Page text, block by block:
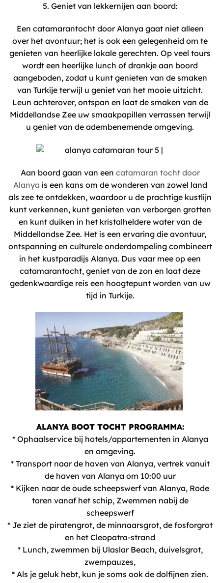
5. Geniet van lekkernijen aan boord:
Een catamarantocht door Alanya gaat niet alleen
over het avontuur; het is ook een gelegenheid om te
genieten van heerlijke lokale gerechten. Op veel tours
wordt een heerlijke lunch of drankje aan boord
aangeboden, zodat u kunt genieten van de smaken
van Turkije terwijl u geniet van het mooie uitzicht.
Leun achterover, ontspan en laat de smaken van de
Middellandse Zee uw smaakpapillen verrassen terwijl
u geniet van de adembenemende omgeving.
Aan boord gaan van een catamaran tocht door
Alanya is een kans om de wonderen van zowel land
als zee te ontdekken, waardoor u de prachtige kustlijn
kunt verkennen, kunt genieten van verborgen grotten
en kunt duiken in het kristalheldere water van de
Middellandse Zee. Het is een ervaring die avontuur,
ontspanning en culturele onderdompeling combineert
in het kustparadijs Alanya. Dus vaar mee op een
catamarantocht, geniet van de zon en laat deze
gedenkwaardige reis een hoogtepunt worden van uw
tijd in Turkije.
,
ALANYA BOOT TOCHT PROGRAMMA:
* Ophaalservice bij hotels/appartementen in Alanya
en omgeving.
* Transport naar de haven van Alanya, vertrek vanuit
de haven van Alanya om 10:00 uur
* Kijken naar de oude scheepswerf van Alanya, Rode
toren vanaf het schip, Zwemmen nabij de
scheepswerf
* Je ziet de piratengrot, de minnaarsgrot, de fosforgrot
en het Cleopatra-strand
* Lunch, zwemmen bij Ulaslar Beach, duivelsgrot,
zwempauzes,
* Als je geluk hebt, kun je soms ook de dolfijnen zien.